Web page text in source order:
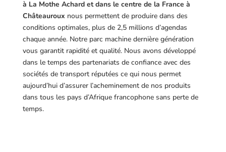
à La Mothe Achard et dans le centre de la France à
Châteauroux nous permettent de produire dans des
conditions optimales, plus de 2,5 millions d’agendas
chaque année. Notre parc machine dernière génération
vous garantit rapidité et qualité. Nous avons développé
dans le temps des partenariats de confiance avec des
sociétés de transport réputées ce qui nous permet
aujourd’hui d’assurer l’acheminement de nos produits
dans tous les pays d’Afrique francophone sans perte de
temps.